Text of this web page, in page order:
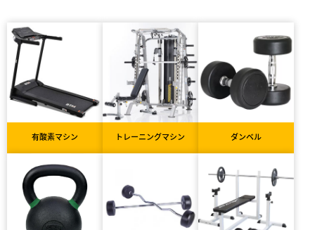
有酸素マシン トレーニングマシン ダンベル